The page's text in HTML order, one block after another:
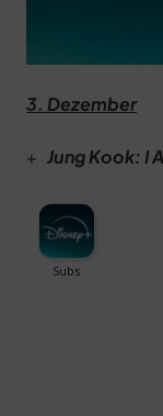
3. Dezember
+ Jung Kook: I